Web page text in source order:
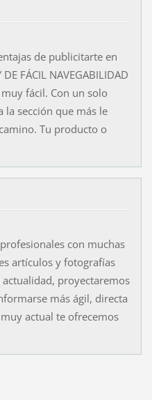
de publicitarte en
FÁCIL NAVEGABILIDAD
muy fácil. Con un solo
la sección que más le
Tu producto o
con muchas
artículos y fotografías
proyectaremos
más ágil, directa
actual te ofrecemos